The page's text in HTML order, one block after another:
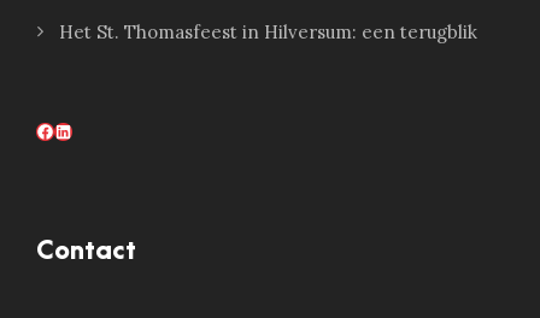
Het St. Thomasfeest in Hilversum: een terugblik
Facebook LinkedIn
Contact